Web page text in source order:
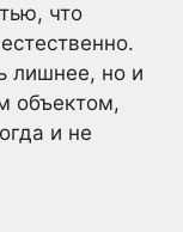
что
лишнее, но и
объектом,
и не